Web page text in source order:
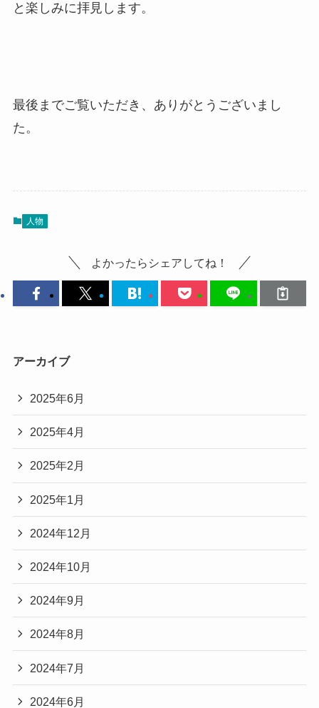
と楽しみに拝見します。
最後までご覧いただき、ありがとうございまし
た。
人物
よかったらシェアしてね！
アーカイブ
2025年6月
2025年4月
2025年2月
2025年1月
2024年12月
2024年10月
2024年9月
2024年8月
2024年7月
2024年6月